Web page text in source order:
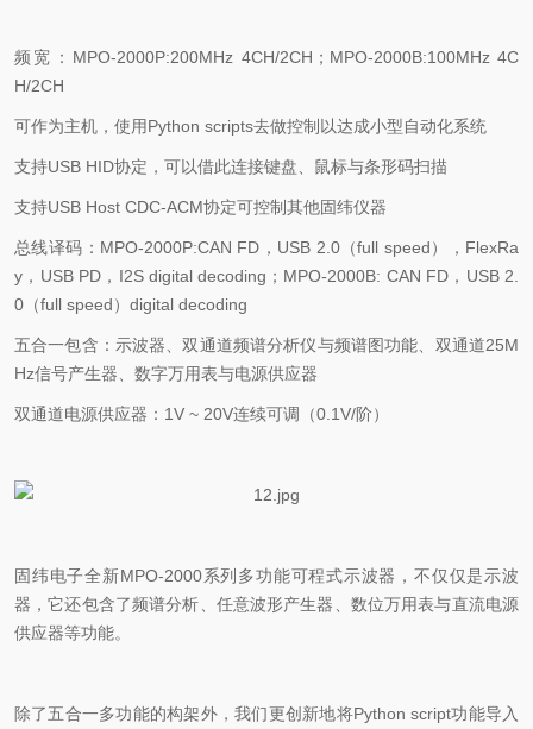
频宽： MPO-2000P:200MHz 4CH/2CH ； MPO-2000B:100MHz 4C
H/2CH
可作为主机，使用Python scripts去做控制以达成小型自动化系统
支持USB HID协定，可以借此连接键盘、鼠标与条形码扫描
支持USB Host CDC-ACM协定可控制其他固纬仪器
总线译码： MPO-2000P:CAN FD ， USB 2.0（full speed）， FlexRa
y ， USB PD ， I2S digital decoding ； MPO-2000B: CAN FD ， USB 2.
0 （full speed） digital decoding
五合一包含：示波器、双通道频谱分析仪与频谱图功能、双通道25M
Hz信号产生器、数字万用表与电源供应器
双通道电源供应器： 1V ~ 20V连续可调（0.1V/阶）
固纬电子全新MPO-2000系列多功能可程式示波器，不仅仅是示波
器，它还包含了频谱分析、任意波形产生器、数位万用表与直流电源
供应器等功能。
除了五合一多功能的构架外，我们更创新地将Python script功能导入